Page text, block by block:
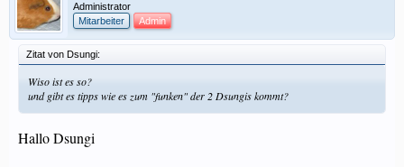
Administrator
Mitarbeiter
Admin
Zitat von Dsungi:
Wiso ist es so?
und gibt es tipps wie es zum "funken" der 2 Dsungis kommt?
Hallo Dsungi